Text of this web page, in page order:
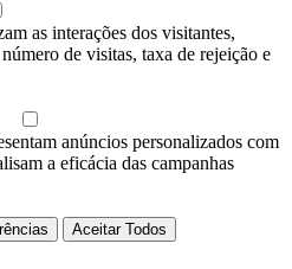
as interações dos visitantes,
de visitas, taxa de rejeição e
anúncios personalizados com
a eficácia das campanhas
Aceitar Todos